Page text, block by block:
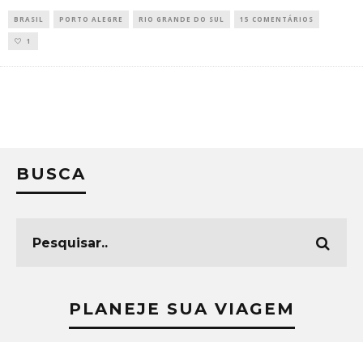
BRASIL PORTO ALEGRE RIO GRANDE DO SUL 15 COMENTÁRIOS
1
BUSCA
PLANEJE SUA VIAGEM